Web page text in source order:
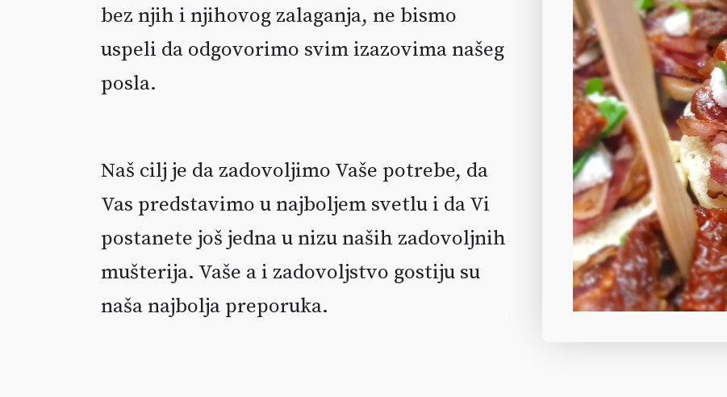
bez njih i njihovog zalaganja, ne bismo
uspeli da odgovorimo svim izazovima našeg
posla.
Naš cilj je da zadovoljimo Vaše potrebe, da
Vas predstavimo u najboljem svetlu i da Vi
postanete još jedna u nizu naših zadovoljnih
mušterija. Vaše a i zadovoljstvo gostiju su
naša najbolja preporuka.